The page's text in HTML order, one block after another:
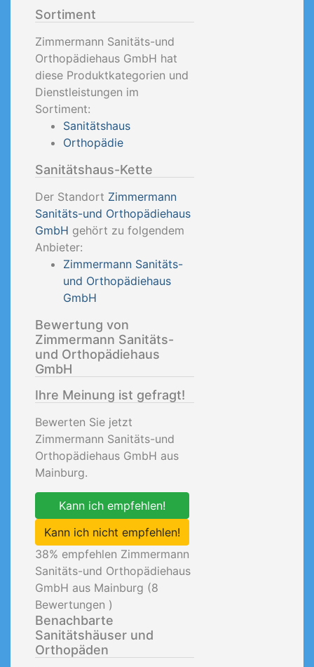
Sortiment
Zimmermann Sanitäts-und
Orthopädiehaus GmbH hat
diese Produktkategorien und
Dienstleistungen im
Sortiment:
Sanitätshaus
Orthopädie
Sanitätshaus-Kette
Der Standort Zimmermann
Sanitäts-und Orthopädiehaus
GmbH gehört zu folgendem
Anbieter:
Zimmermann Sanitäts-
und Orthopädiehaus
GmbH
Bewertung von
Zimmermann Sanitäts-
und Orthopädiehaus
GmbH
Ihre Meinung ist gefragt!
Bewerten Sie jetzt
Zimmermann Sanitäts-und
Orthopädiehaus GmbH aus
Mainburg.
Kann ich empfehlen!
Kann ich nicht empfehlen!
38% empfehlen Zimmermann
Sanitäts-und Orthopädiehaus
GmbH aus Mainburg (8
Bewertungen )
Benachbarte
Sanitätshäuser und
Orthopäden